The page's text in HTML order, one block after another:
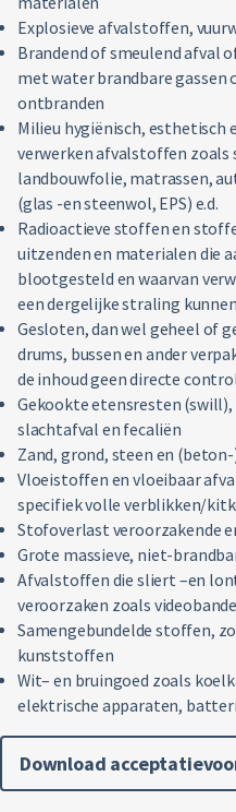
Explosieve afvalstoffen,
Brandend of smeulend afval
met water brandbare
ontbranden
Milieu hygiënisch,
verwerken afvalstoffen zoals
landbouwfolie, matrassen,
(glas -en steenwol, EPS) e.d.
Radioactieve stoffen en
uitzenden en materialen die
blootgesteld en waarvan
een dergelijke straling
Gesloten, dan wel geheel of
drums, bussen en ander
de inhoud geen directe
Gekookte etensresten (swill),
slachtafval en fecaliën
Zand, grond, steen en
Vloeistoffen en vloeibaar
specifiek volle verblikken/
Stofoverlast veroorzakende
Grote massieve, niet-
Afvalstoffen die sliert –en
veroorzaken zoals
Samengebundelde stoffen,
kunststoffen
Wit– en bruingoed zoals
elektrische apparaten,
Download